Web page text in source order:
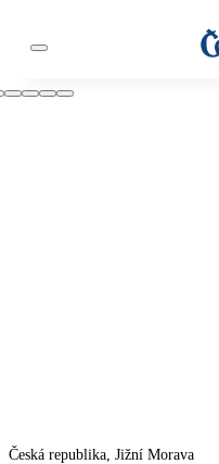
Česká republika, Jižní Morava